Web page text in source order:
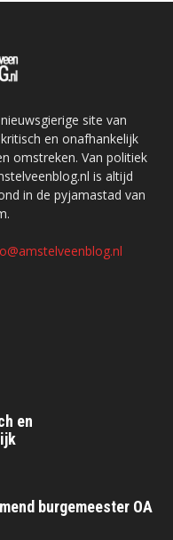
site van
en onafhankelijk
omstreken. Van politiek
is altijd
in de pyjamastad van
en
burgemeester OA